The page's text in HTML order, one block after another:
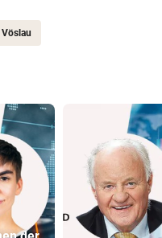
Vöslau